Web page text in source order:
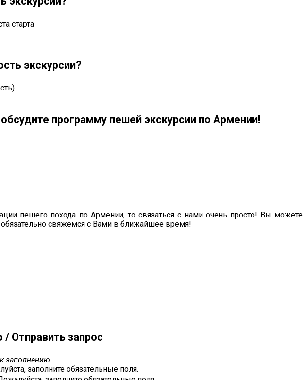
старта
экскурсии?
программу пешей экскурсии по Армении!
пешего похода по Армении, то связаться с нами очень просто! Вы можете
свяжемся с Вами в ближайшее время!
/ Отправить запрос
заполнению
заполните обязательные поля.